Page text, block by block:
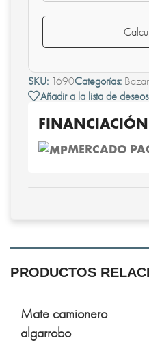
SKU: 1690Categorías: Bazar,
Añadir a la lista de deseos
FINANCIACIÓN
MERCADO
PRODUCTOS
Mate camionero
algarrobo